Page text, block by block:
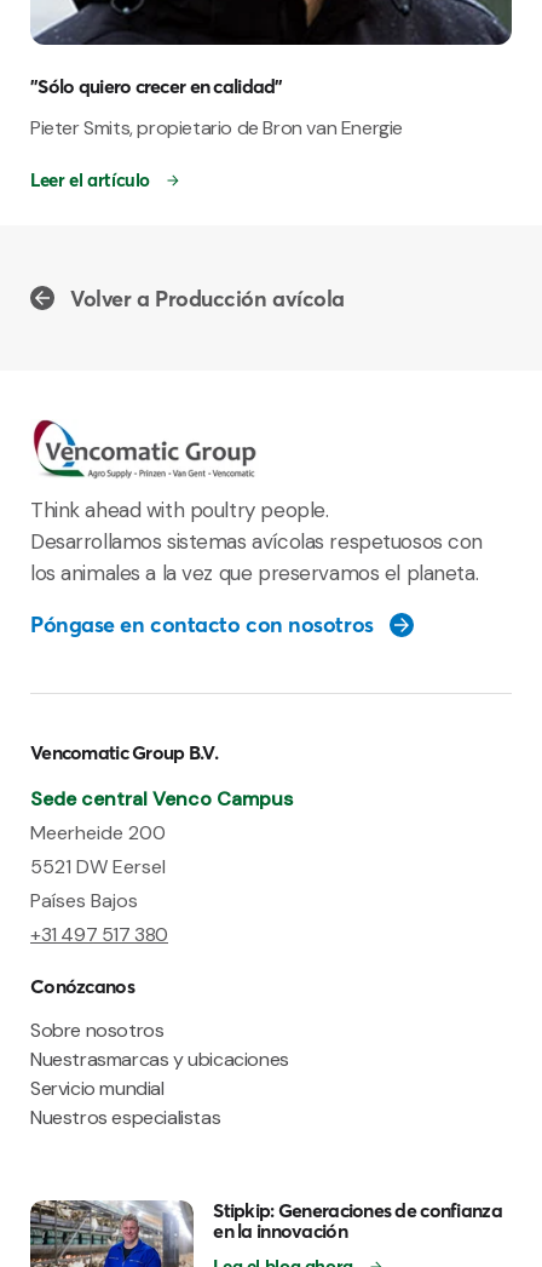
"Sólo quiero crecer en calidad"
Pieter Smits, propietario de Bron van Energie
Leer el artículo
Volver a Producción avícola
Think ahead with poultry people.
Desarrollamos sistemas avícolas respetuosos con
los animales a la vez que preservamos el planeta.
Póngase en contacto con nosotros
Vencomatic Group B.V.
Sede central Venco Campus
Meerheide 200
5521 DW Eersel
Países Bajos
+31 497 517 380
Conózcanos
Sobre nosotros
Nuestrasmarcas y ubicaciones
Servicio mundial
Nuestros especialistas
Stipkip: Generaciones de confianza
en la innovación